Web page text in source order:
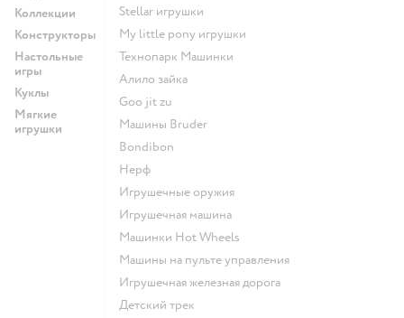
Коллекции
Конструкторы
Настольные
игры
Куклы
Мягкие
игрушки
Stellar игрушки
my little pony игрушки
Технопарк Машинки
Алило зайка
Goo jit zu
Машины Bruder
Bondibon
Нерф
Игрушечные оружия
Игрушечная машина
Машинки Hot Wheels
Машины на пульте управления
Игрушечная железная дорога
Детский трек